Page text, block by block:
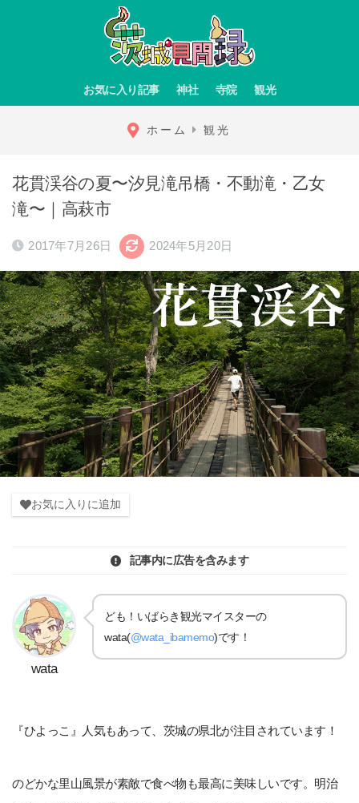
お気に入り記事 神社 寺院 観光
ホーム 観光
花貫渓谷の夏〜汐見滝吊橋・不動滝・乙女
滝〜｜高萩市
2017年7月26日 2024年5月20日
お気に入りに追加
記事内に広告を含みます
wata
ども！いばらき観光マイスターの
wata(@wata_ibamemo)です！
『ひよっこ』人気もあって、茨城の県北が注目されています！
のどかな里山風景が素敵で食べ物も最高に美味しいです。明治